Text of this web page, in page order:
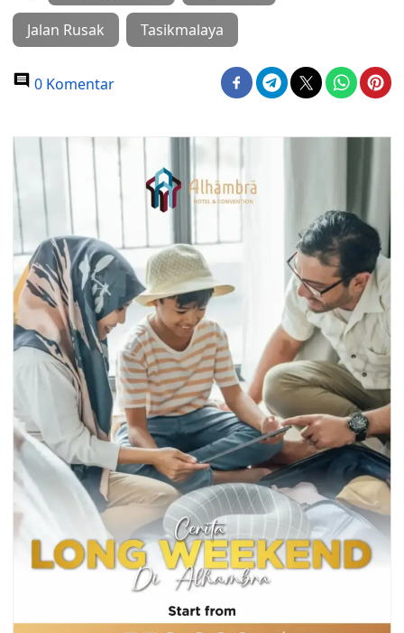
Jalan Rusak Tasikmalaya
0 Komentar